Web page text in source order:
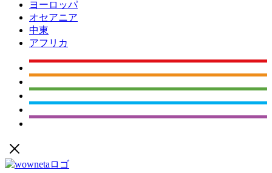
ヨーロッパ
オセアニア
中東
アフリカ